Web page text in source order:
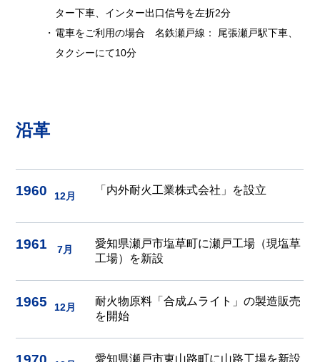
ター下車、インター出口信号を左折2分
電車をご利用の場合 名鉄瀬戸線： 尾張瀬戸駅下車、
タクシーにて10分
沿革
1960 12月 「内外耐火工業株式会社」を設立
1961 7月
愛知県瀬戸市塩草町に瀬戸工場（現塩草
工場）を新設
1965 12月
耐火物原料「合成ムライト」の製造販売
を開始
愛知県瀬戸市東山路町に山路工場を新設